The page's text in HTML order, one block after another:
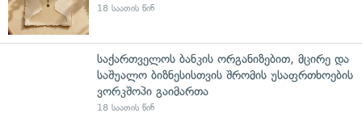
18 საათის წინ
საქართველოს ბანკის ორგანიზებით, მცირე და
საშუალო ბიზნესისთვის შრომის უსაფრთხოების
ვორკშოპი გაიმართა
18 საათის წინ